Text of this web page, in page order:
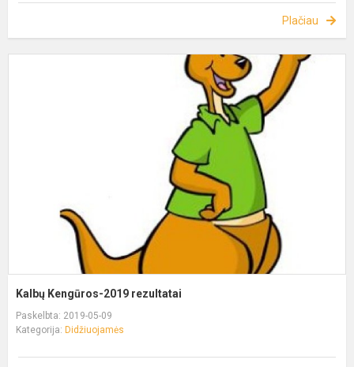
Plačiau
Kalbų Kengūros-2019 rezultatai
Paskelbta: 2019-05-09
Kategorija: Didžiuojamės